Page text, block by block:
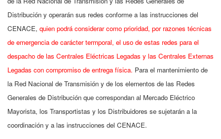
Distribución y operarán sus redes conforme a las instrucciones del
CENACE, quien podrá considerar como prioridad, por razones técnicas
de emergencia de carácter termporal, el uso de estas redes para el
despacho de las Centrales Eléctricas Legadas y las Centrales Externas
Legadas con compromiso de entrega física. Para el mantenimiento de
la Red Nacional de Transmisión y de los elementos de las Redes
Generales de Distribución que correspondan al Mercado Eléctrico
Mayorista, los Transportistas y los Distribuidores se sujetarán a la
coordinación y a las instrucciones del CENACE.